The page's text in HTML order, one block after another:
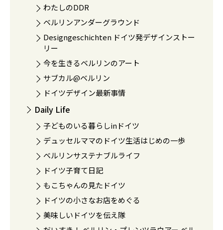
わたしのDDR
ベルリンアンダーグラウンド
Designgeschichten ドイツ発デザインストー
リー
今を生きるベルリンのアート
サブカル@ベルリン
ドイツデザイン最新事情
Daily Life
子どものいる暮らしinドイツ
デュッセルママのドイツ生活はじめの一歩
ベルリンサステナブルライフ
ドイツ子育て日記
もこちゃんの見たドイツ
ドイツの小さなお店をめぐる
美味しいドイツを伝え隊